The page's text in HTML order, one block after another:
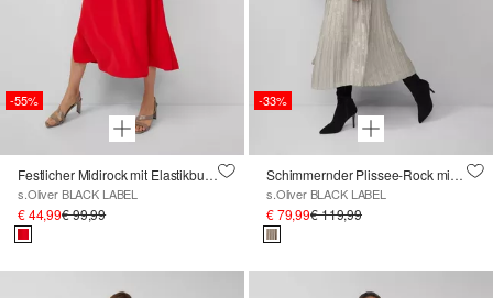
-55%
Festlicher Midirock mit Elastikbund und Raffung
s.Oliver BLACK LABEL
€ 44,99€ 99,99
-33%
Schimmernder Plissee-Rock mit Elastikbund in Midi-Länge
s.Oliver BLACK LABEL
€ 79,99€ 119,99